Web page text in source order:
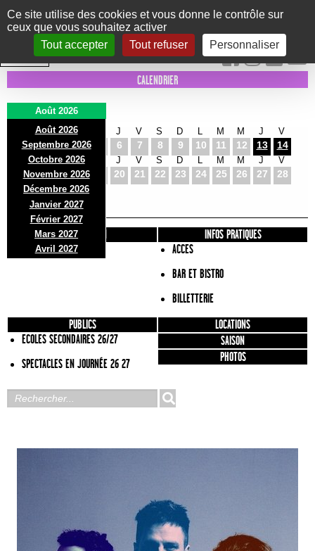
Panneau de gestion des cookies
Ce site utilise des cookies et vous donne le contrôle sur
ceux que vous souhaitez activer
Tout accepter
Tout refuser Personnaliser
Le Marni
CONCERTS DANSE/CIRQUE THÉÂTRE KIDS EXPOS EVENTS
INTRA MUROS
CALENDRIER
Août 2026
Août 2026
Septembre 2026
Octobre 2026
Novembre 2026
Décembre 2026
Janvier 2027
Février 2027
Mars 2027
Avril 2027
D
2
L
3
M
4
J
6
V
7
S
8
D
9 10
M
11
M
12
J
13
V
14
D
16
L
17
M
18
J
20
V
21
S
22
D
23 24
M
25
M
26
J
27
V
28
D
30
L
31
PRÉSENTATION
INFOS PRATIQUES
ACCES
BAR ET BISTRO
BILLETTERIE
PUBLICS
ECOLES SECONDAIRES 26/27
SPECTACLES EN JOURNÉE 26 27
LOCATIONS
SAISON
PHOTOS